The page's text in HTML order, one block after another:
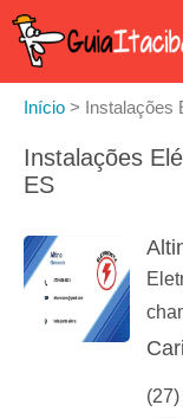
Início > Instalações
Instalações
ES